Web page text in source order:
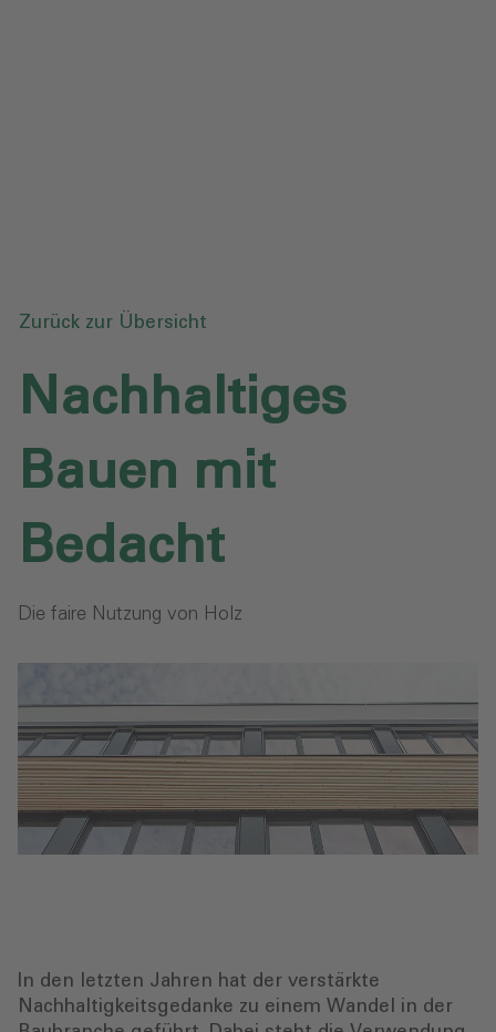
Zurück zur Übersicht
Nachhaltiges
Bauen mit
Bedacht
Die faire Nutzung von Holz
In den letzten Jahren hat der verstärkte
Nachhaltigkeitsgedanke zu einem Wandel in der